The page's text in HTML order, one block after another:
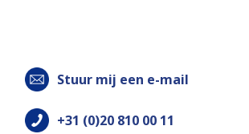
Stuur mij een e-mail
+31 (0)20 810 00 11